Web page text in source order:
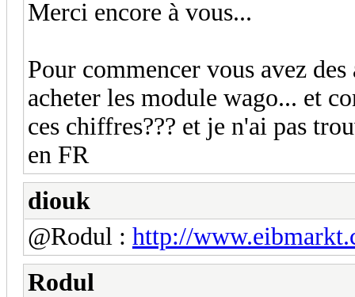
Merci encore à vous...
Pour commencer vous avez
acheter les module wago... et
ces chiffres??? et je n'ai pas
en FR
diouk
@Rodul : http://
Rodul